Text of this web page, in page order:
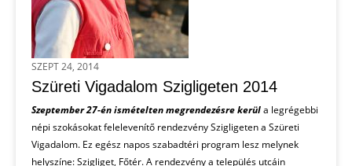
SZEPT 24, 2014
Szüreti Vigadalom Szigligeten 2014
Szeptember 27-én ismételten megrendezésre kerüla legrégebbi
népi szokásokat felelevenítő rendezvény Szigligeten a Szüreti
Vigadalom. Ez egész napos szabadtéri program lesz melynek
helyszíne: Szigliget, Főtér. A rendezvény a település utcáin